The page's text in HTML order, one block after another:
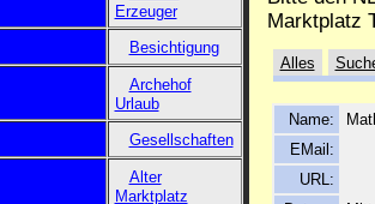
Erzeuger
Besichtigung
Archehof
Urlaub
Gesellschaften
Alter
Marktplatz
Marktplatz
Alles
Name:
EMail:
URL: